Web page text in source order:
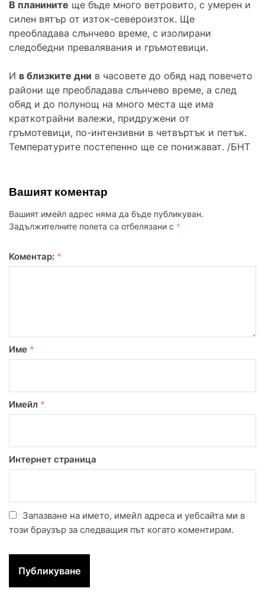
В планините ще бъде много ветровито, с умерен и
силен вятър от изток-североизток. Ще
преобладава слънчево време, с изолирани
следобедни превалявания и гръмотевици.
И в близките дни в часовете до обяд над повечето
райони ще преобладава слънчево време, а след
обяд и до полунощ на много места ще има
краткотрайни валежи, придружени от
гръмотевици, по-интензивни в четвъртък и петък.
Температурите постепенно ще се понижават. /БНТ
Вашият коментар
Вашият имейл адрес няма да бъде публикуван.
Задължителните полета са отбелязани с *
Коментар: *
Име *
Имейл *
Интернет страница
Запазване на името, имейл адреса и уебсайта ми в
този браузър за следващия път когато коментирам.